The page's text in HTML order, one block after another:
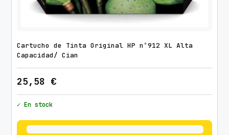
Cartucho de Tinta Original HP nº912 XL Alta
Capacidad/ Cian
25,58 €
✓ En stock